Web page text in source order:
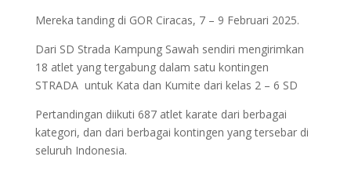
Mereka tanding di GOR Ciracas, 7 – 9 Februari 2025.
Dari SD Strada Kampung Sawah sendiri mengirimkan
18 atlet yang tergabung dalam satu kontingen
STRADA untuk Kata dan Kumite dari kelas 2 – 6 SD
Pertandingan diikuti 687 atlet karate dari berbagai
kategori, dan dari berbagai kontingen yang tersebar di
seluruh Indonesia.